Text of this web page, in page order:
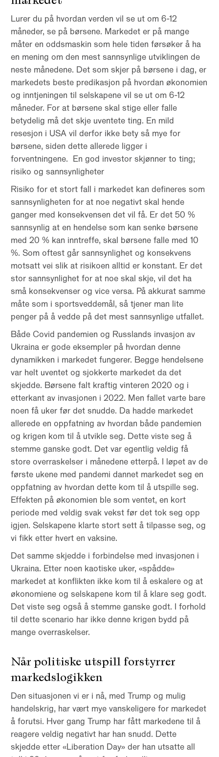
Lurer du på hvordan verden vil se ut om 6-12
måneder, se på børsene. Markedet er på mange
måter en oddsmaskin som hele tiden førsøker å ha
en mening om den mest sannsynlige utviklingen de
neste månedene. Det som skjer på børsene i dag, er
markedets beste predikasjon på hvordan økonomien
og inntjeningen til selskapene vil se ut om 6-12
måneder. For at børsene skal stige eller falle
betydelig må det skje uventete ting. En mild
resesjon i USA vil derfor ikke bety så mye for
børsene, siden dette allerede ligger i
forventningene. En god investor skjønner to ting;
risiko og sannsynligheter
Risiko for et stort fall i markedet kan defineres som
sannsynligheten for at noe negativt skal hende
ganger med konsekvensen det vil få. Er det 50 %
sannsynlig at en hendelse som kan senke børsene
med 20 % kan inntreffe, skal børsene falle med 10
%. Som oftest går sannsynlighet og konsekvens
motsatt vei slik at risikoen alltid er konstant. Er det
stor sannsynlighet for at noe skal skje, vil det ha
små konsekvenser og vice versa. På akkurat samme
måte som i sportsveddemål, så tjener man lite
penger på å vedde på det mest sannsynlige utfallet.
Både Covid pandemien og Russlands invasjon av
Ukraina er gode eksempler på hvordan denne
dynamikken i markedet fungerer. Begge hendelsene
var helt uventet og sjokkerte markedet da det
skjedde. Børsene falt kraftig vinteren 2020 og i
etterkant av invasjonen i 2022. Men fallet varte bare
noen få uker før det snudde. Da hadde markedet
allerede en oppfatning av hvordan både pandemien
og krigen kom til å utvikle seg. Dette viste seg å
stemme ganske godt. Det var egentlig veldig få
store overraskelser i månedene etterpå. I løpet av de
første ukene med pandemi dannet markedet seg en
oppfatning av hvordan dette kom til å utspille seg.
Effekten på økonomien ble som ventet, en kort
periode med veldig svak vekst før det tok seg opp
igjen. Selskapene klarte stort sett å tilpasse seg, og
vi fikk etter hvert en vaksine.
Det samme skjedde i forbindelse med invasjonen i
Ukraina. Etter noen kaotiske uker, «spådde»
markedet at konflikten ikke kom til å eskalere og at
økonomiene og selskapene kom til å klare seg godt.
Det viste seg også å stemme ganske godt. I forhold
til dette scenario har ikke denne krigen bydd på
mange overraskelser.
Når politiske utspill forstyrrer
markedslogikken
Den situasjonen vi er i nå, med Trump og mulig
handelskrig, har vært mye vanskeligere for markedet
å forutsi. Hver gang Trump har fått markedene til å
reagere veldig negativt har han snudd. Dette
skjedde etter «Liberation Day» der han utsatte all